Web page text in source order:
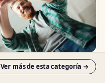
Ver más de esta categoría →